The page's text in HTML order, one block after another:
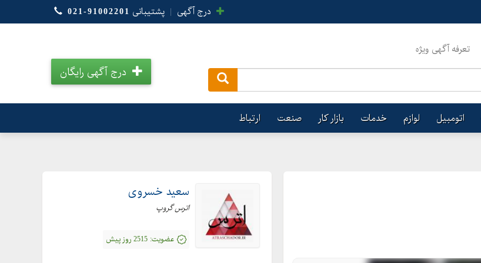
درج آگهی | پشتیبانی 021-91002201
تعرفه آگهی ویژه
درج آگهی رایگان
اتومبیل لوازم خدمات بازار کار صنعت ارتباط
سعید خسروی
اترس گروپ
عضویت: 2515 روز پیش